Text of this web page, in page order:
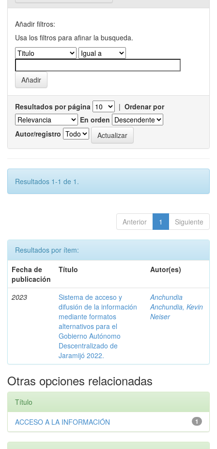
Añadir filtros:
Usa los filtros para afinar la busqueda.
Resultados por página | Ordenar por
En orden
Autor/registro
Resultados 1-1 de 1.
Anterior 1 Siguiente
Resultados por ítem:
Fecha de
publicación
Título Autor(es)
2023
Sistema de acceso y
difusión de la información
mediante formatos
alternativos para el
Gobierno Autónomo
Descentralizado de
Jaramijó 2022.
Anchundia
Anchundia, Kevin
Neiser
Otras opciones relacionadas
Título
1
ACCESO A LA INFORMACIÓN